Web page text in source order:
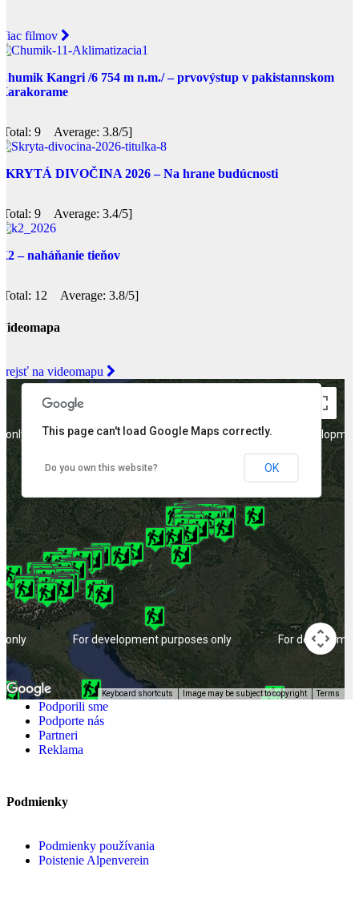
filmov
Kangri /6 754 m n.m./ – prvovýstup v pakistannskom
9 Average: 3.8/5]
DIVOČINA 2026 – Na hrane budúcnosti
9 Average: 3.4/5]
– naháňanie tieňov
12 Average: 3.8/5]
na videomapu
For development purposes only
only
For development purposes only
For
For
Keyboard shortcuts Image may be subject to copyright Terms
This page can't load Google Maps correctly.
Do you own this website? OK
Podporili sme
Podporte nás
Partneri
Reklama
Podmienky
Podmienky používania
Poistenie Alpenverein